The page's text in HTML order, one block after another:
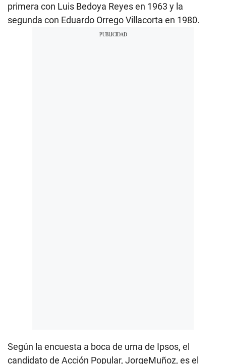
primera con Luis Bedoya Reyes en 1963 y la
segunda con Eduardo Orrego Villacorta en 1980.
Según la encuesta a boca de urna de Ipsos, el
candidato de Acción Popular, JorgeMuñoz, es el